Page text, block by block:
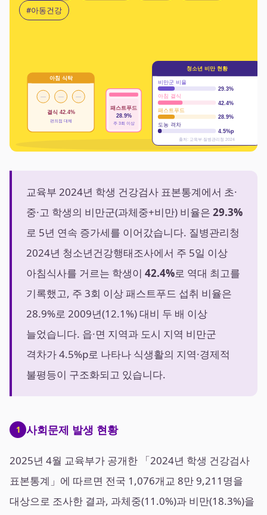
#아동건강
아침 식탁
— — —
결식 42.4%
편의점 대체
패스트푸드
28.9%
주 3회 이상
청소년 비만 현황
비만군 비율
29.3%
아침 결식
42.4%
패스트푸드
28.9%
도농 격차
4.5%p
출처: 교육부·질병관리청 2024
교육부 2024년 학생 건강검사 표본통계에서 초·
중·고 학생의 비만군(과체중+비만) 비율은 29.3%
로 5년 연속 증가세를 이어갔습니다. 질병관리청
2024년 청소년건강행태조사에서 주 5일 이상
아침식사를 거르는 학생이 42.4%로 역대 최고를
기록했고, 주 3회 이상 패스트푸드 섭취 비율은
28.9%로 2009년(12.1%) 대비 두 배 이상
늘었습니다. 읍·면 지역과 도시 지역 비만군
격차가 4.5%p로 나타나 식생활의 지역·경제적
불평등이 구조화되고 있습니다.
1 사회문제 발생 현황
2025년 4월 교육부가 공개한 「2024년 학생 건강검사
표본통계」에 따르면 전국 1,076개교 8만 9,211명을
대상으로 조사한 결과, 과체중(11.0%)과 비만(18.3%)을